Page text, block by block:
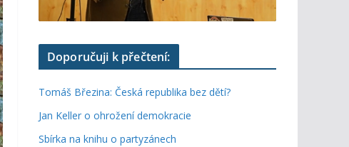
Doporučuji k přečtení:
Tomáš Březina: Česká republika bez dětí?
Jan Keller o ohrožení demokracie
Sbírka na knihu o partyzánech